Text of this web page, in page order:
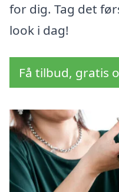
for dig. Tag det
look i dag!
Få tilbud, gratis